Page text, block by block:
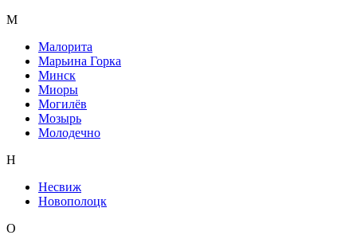
М
Малорита
Марьина Горка
Минск
Миоры
Могилёв
Мозырь
Молодечно
Н
Несвиж
Новополоцк
О